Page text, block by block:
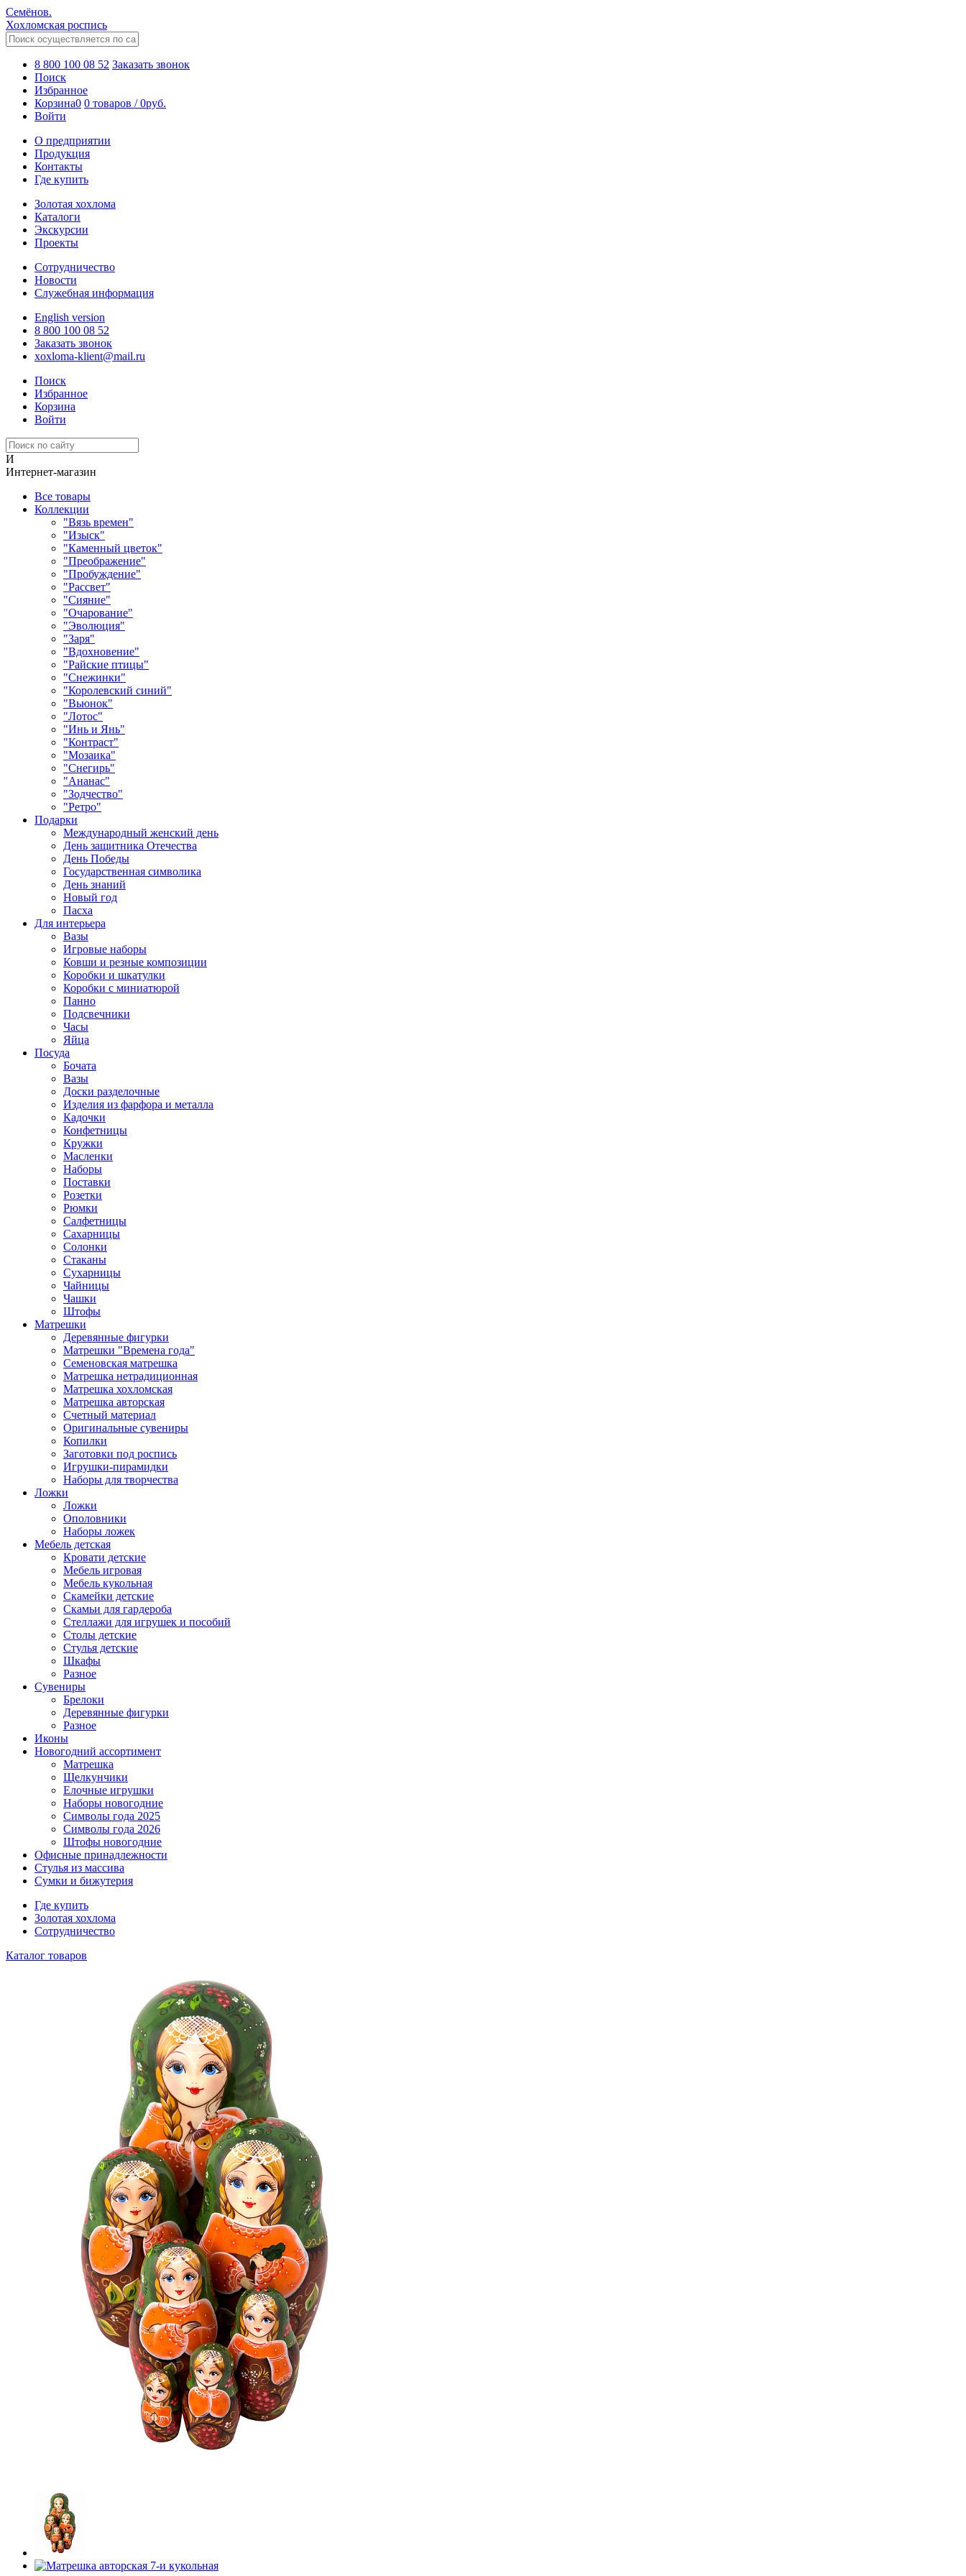
Семёнов.
Хохломская роспись
8 800 100 08 52 Заказать звонок
Поиск
Избранное
Корзина0 0 товаров /0руб.
Войти
О предприятии
Продукция
Контакты
Где купить
Золотая хохлома
Каталоги
Экскурсии
Проекты
Сотрудничество
Новости
Служебная информация
English version
8 800 100 08 52
Заказать звонок
xoxloma-klient@mail.ru
Поиск
Избранное
Корзина
Войти
И
Интернет-магазин
Все товары
Коллекции
"Вязь времен"
"Изыск"
"Каменный цветок"
"Преображение"
"Пробуждение"
"Рассвет"
"Сияние"
"Очарование"
"Эволюция"
"Заря"
"Вдохновение"
"Райские птицы"
"Снежинки"
"Королевский синий"
"Вьюнок"
"Лотос"
"Инь и Янь"
"Контраст"
"Мозаика"
"Снегирь"
"Ананас"
"Зодчество"
"Ретро"
Подарки
Международный женский день
День защитника Отечества
День Победы
Государственная символика
День знаний
Новый год
Пасха
Для интерьера
Вазы
Игровые наборы
Ковши и резные композиции
Коробки и шкатулки
Коробки с миниатюрой
Панно
Подсвечники
Часы
Яйца
Посуда
Бочата
Вазы
Доски разделочные
Изделия из фарфора и металла
Кадочки
Конфетницы
Кружки
Масленки
Наборы
Поставки
Розетки
Рюмки
Салфетницы
Сахарницы
Солонки
Стаканы
Сухарницы
Чайницы
Чашки
Штофы
Матрешки
Деревянные фигурки
Матрешки "Времена года"
Семеновская матрешка
Матрешка нетрадиционная
Матрешка хохломская
Матрешка авторская
Счетный материал
Оригинальные сувениры
Копилки
Заготовки под роспись
Игрушки-пирамидки
Наборы для творчества
Ложки
Ложки
Ополовники
Наборы ложек
Мебель детская
Кровати детские
Мебель игровая
Мебель кукольная
Скамейки детские
Скамьи для гардероба
Стеллажи для игрушек и пособий
Столы детские
Стулья детские
Шкафы
Разное
Сувениры
Брелоки
Деревянные фигурки
Разное
Иконы
Новогодний ассортимент
Матрешка
Щелкунчики
Елочные игрушки
Наборы новогодние
Символы года 2025
Символы года 2026
Штофы новогодние
Офисные принадлежности
Стулья из массива
Сумки и бижутерия
Где купить
Золотая хохлома
Сотрудничество
Каталог товаров